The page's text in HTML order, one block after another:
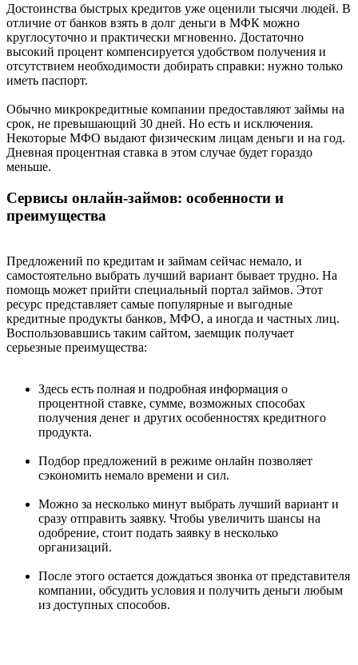
Достоинства быстрых кредитов уже оценили тысячи людей. В
отличие от банков взять в долг деньги в МФК можно
круглосуточно и практически мгновенно. Достаточно
высокий процент компенсируется удобством получения и
отсутствием необходимости добирать справки: нужно только
иметь паспорт.
Обычно микрокредитные компании предоставляют займы на
срок, не превышающий 30 дней. Но есть и исключения.
Некоторые МФО выдают физическим лицам деньги и на год.
Дневная процентная ставка в этом случае будет гораздо
меньше.
Сервисы онлайн-займов: особенности и
преимущества
Предложений по кредитам и займам сейчас немало, и
самостоятельно выбрать лучший вариант бывает трудно. На
помощь может прийти специальный портал займов. Этот
ресурс представляет самые популярные и выгодные
кредитные продукты банков, МФО, а иногда и частных лиц.
Воспользовавшись таким сайтом, заемщик получает
серьезные преимущества:
Здесь есть полная и подробная информация о
процентной ставке, сумме, возможных способах
получения денег и других особенностях кредитного
продукта.
Подбор предложений в режиме онлайн позволяет
сэкономить немало времени и сил.
Можно за несколько минут выбрать лучший вариант и
сразу отправить заявку. Чтобы увеличить шансы на
одобрение, стоит подать заявку в несколько
организаций.
После этого остается дождаться звонка от представителя
компании, обсудить условия и получить деньги любым
из доступных способов.